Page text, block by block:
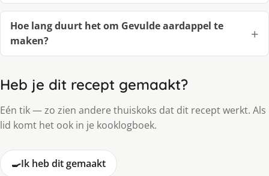
Hoe lang duurt het om Gevulde aardappel te
maken?
Heb je dit recept gemaakt?
Eén tik — zo zien andere thuiskoks dat dit recept werkt. Als
lid komt het ook in je kooklogboek.
🍳Ik heb dit gemaakt